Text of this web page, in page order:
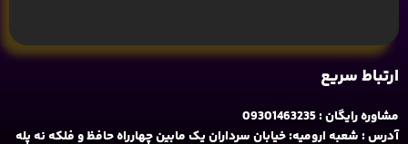
ارتباط سریع
مشاوره رایگان : 09301463235
آدرس : شعبه ارومیه: خیابان سرداران یک مابین چهارراه حافظ و فلکه نه پله